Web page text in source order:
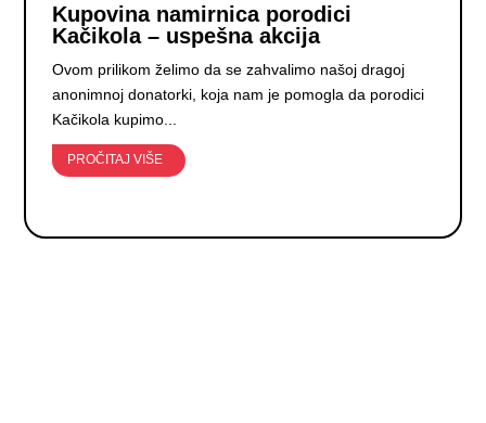
Kupovina namirnica porodici
Kačikola – uspešna akcija
Ovom prilikom želimo da se zahvalimo našoj dragoj
anonimnoj donatorki, koja nam je pomogla da porodici
Kačikola kupimo...
PROČITAJ VIŠE